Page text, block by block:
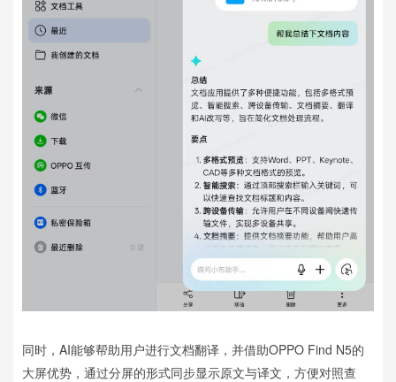
同时，AI能够帮助用户进行文档翻译，并借助OPPO Find N5的
大屏优势，通过分屏的形式同步显示原文与译文，方便对照查